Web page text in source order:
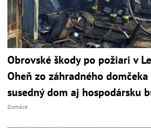
Obrovské škody po požiari v
Oheň zo záhradného
susedný dom aj hospodársku
Domáce